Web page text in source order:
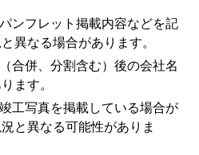
ンフレット掲載内容などを記
異なる場合があります。
合併、分割含む）後の会社名
ます。
工写真を掲載している場合が
と異なる可能性がありま